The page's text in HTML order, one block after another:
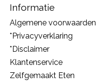
Informatie
Algemene voorwaarden
*Privacyverklaring
*Disclaimer
Klantenservice
Zelfgemaakt Eten